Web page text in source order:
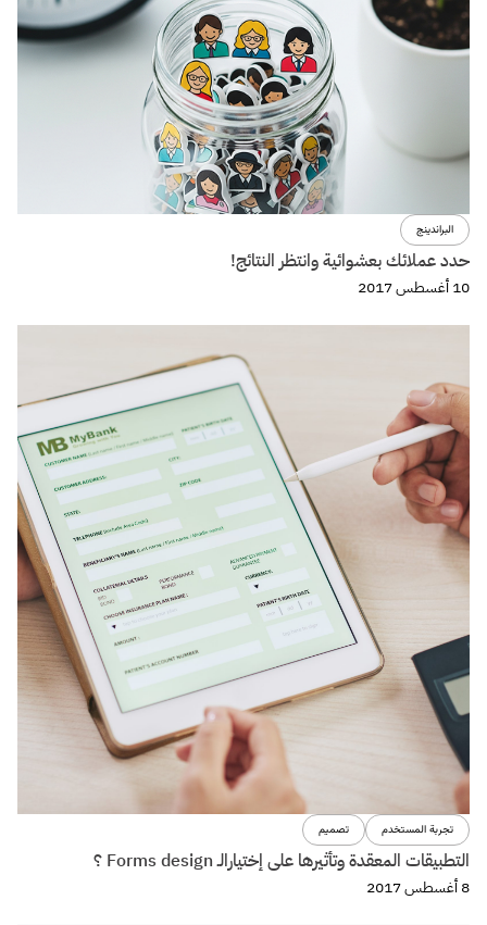
تجربة المستخدم تصميم
التطبيقات المعقدة وتأثيرها على إختيارالـ Forms design ؟
8 أغسطس 2017
تصميم
كيفية تصميم تجربة صوتية voice experience الجزء الثالث
29 مايو 2017